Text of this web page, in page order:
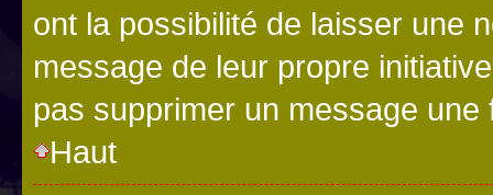
ont la possibilité de laisser une
message de leur propre
pas supprimer un message une
Haut